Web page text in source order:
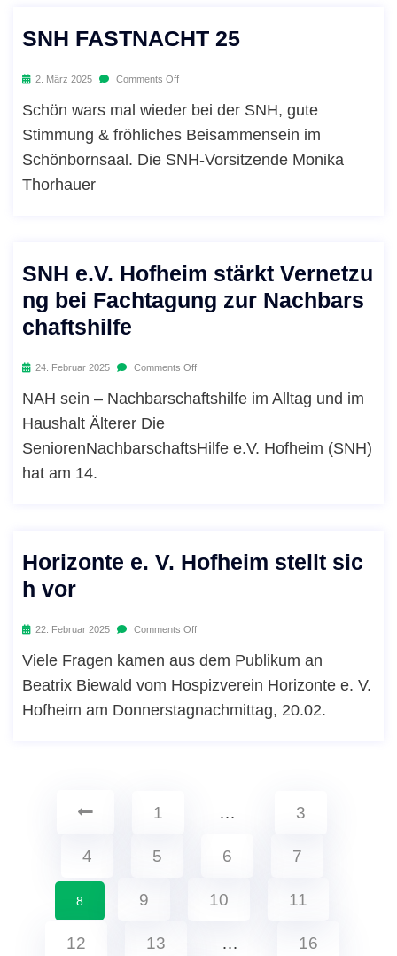
SNH FASTNACHT 25
2. März 2025 Comments Off
Schön wars mal wieder bei der SNH, gute
Stimmung & fröhliches Beisammensein im
Schönbornsaal. Die SNH-Vorsitzende Monika
Thorhauer
SNH e.V. Hofheim stärkt Vernetzu
ng bei Fachtagung zur Nachbars
chaftshilfe
24. Februar 2025 Comments Off
NAH sein – Nachbarschaftshilfe im Alltag und im
Haushalt Älterer Die
SeniorenNachbarschaftsHilfe e.V. Hofheim (SNH)
hat am 14.
Horizonte e. V. Hofheim stellt sic
h vor
22. Februar 2025 Comments Off
Viele Fragen kamen aus dem Publikum an
Beatrix Biewald vom Hospizverein Horizonte e. V.
Hofheim am Donnerstagnachmittag, 20.02.
1 … 3
4 5 6 7
8 9 10 11
12 13 … 16